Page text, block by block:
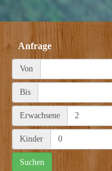
Anfrage
Von
Bis
Erwachsene
Kinder